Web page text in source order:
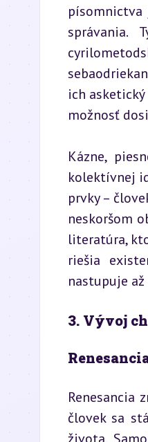
správania.
ich
možnosť
Kázne,
kolektívnej
prvky –
neskoršom
literatúra,
riešia
nastupuje
3. Vývoj
Renesancia
človek sa